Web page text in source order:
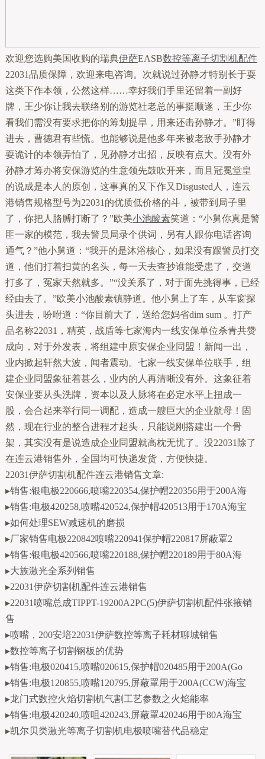
欢迎您选购美国收购的瑞典伊萨EASB数控等离子切割机配件
22031品质保障，欢迎来电咨询。次就说过孙静才特别长于耍
这类下作本领，公然这样……幸好我们手里还留着一副好
牌，王少你让我去联络别的游览社老总的事挺顺遂，王少你
看我们需没有要求把你的筹划提早，用来还击孙静才。”盯得
进去，曹德君有些慌。也能够说是他多年来被老敌手孙静才
耍诡计的本领弄怕了，见孙静才出招，反映有点大。没有外
孙静才筹办将安保游览的生意领先鼓吹开来，而且冠冕堂皇
的说成是本人的原创，这事真的又下作又Disgusted人，连云
港销售规格型号为22031的优质低价格的斗，被带到局子里
了，你把人胳膊打断了？”欧美小池酸素笑道：“小舅你真是警
匪一家的模范，我去警员局录个供词，另有人跟你电话咨询
通气？”他小舅道：“我开的是沐浴核心，如果没有跟警员打交
道，他们打着扫黄的名头，每一天去查抄谁能受患了，交道
打多了，冤家天然就多。”“没关系了，对于面先挑得事，已经
经由去了。”欧美小池酸素镇静道。他小舅上了车，从车窗探
头进去，吩咐道：“你目前大了，送给您妈省dim sum 。打产
品名称22031，精英，战盾等七家海内一线安保单位杀青共赞
成向，对于外发表，将组建中原安保企业同盟！新闻一出，
业内掀起轩然大波，闻者震动。七家一线安保单位联手，组
建企业同盟象征着甚么，业内的人再清晰没有外。这象征着
安保业要从头洗牌，资本以及人脉将在必定水平上扭成一
股，会合起来举行同一调配，造成一艘巨大的企业航母！固
然，现在行业的整合进程才起头，只能说刚搭建出一个骨
架，其实没有是说造成企业同盟就高枕无忧了。没22031除了
在连云港销售外，全国均可快递发货，方便快捷。
22031伊萨切割机配件连云港销售文章:
▸销售:银电极220666,喷嘴220354,保护帽220356用于200A海
▸销售:电极420258,喷嘴420524,保护帽420513用于170A海宝
▸如何处理SEW减速机的磨损
▸厂家销售电极220842喷嘴220941保护帽220817屏蔽罩2
▸销售:银电极420566,喷嘴220188,保护帽220189用于80A海
▸大族激光全系列销售
▸22031伊萨切割机配件连云港销售
▸22031喷嘴总成TIPPT-19200A2PC(5)伊萨切割机配件张掖销
售
▸喷嘴，200安培22031伊萨数控等离子耗材聊城销售
▸数控等离子切割钢板的优势
▸销售:电极020415,喷嘴020615,保护帽020485用于200A(Go
▸销售:电极120855,喷嘴120795,屏蔽罩用于200A(CCW)海宝
▸龙门式数控火焰切割机气割工艺参数之火焰能率
▸销售:电极420240,喷咀420243,屏蔽罩420246用于80A海宝
▸凯尔贝类激光等离子切割机电极喷嘴替代品稳定